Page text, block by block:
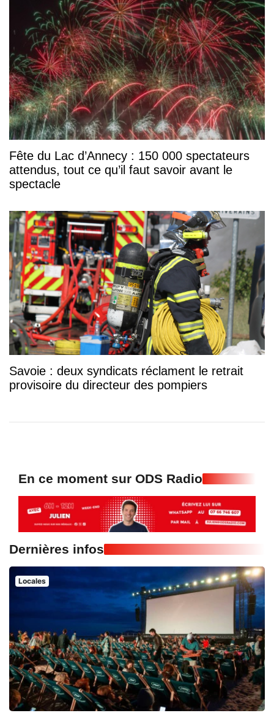
Fête du Lac d’Annecy : 150 000 spectateurs
attendus, tout ce qu’il faut savoir avant le
spectacle
Savoie : deux syndicats réclament le retrait
provisoire du directeur des pompiers
En ce moment sur ODS Radio
Dernières infos
Locales